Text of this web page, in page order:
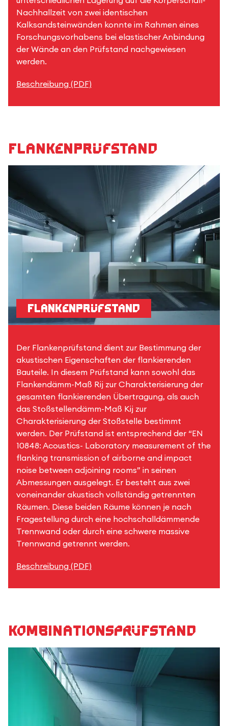
Nachhallzeit von zwei identischen
Kalksandsteinwänden konnte im Rahmen eines
Forschungsvorhabens bei elastischer Anbindung
der Wände an den Prüfstand nachgewiesen
werden.
Beschreibung (PDF)
Flankenprüfstand
Flankenprüfstand
Der Flankenprüfstand dient zur Bestimmung der
akustischen Eigenschaften der flankierenden
Bauteile. In diesem Prüfstand kann sowohl das
Flankendämm-Maß Rij zur Charakterisierung der
gesamten flankierenden Übertragung, als auch
das Stoßstellendämm-Maß Kij zur
Charakterisierung der Stoßstelle bestimmt
werden. Der Prüfstand ist entsprechend der “EN
10848: Acoustics- Laboratory measurement of the
flanking transmission of airborne and impact
noise between adjoining rooms” in seinen
Abmessungen ausgelegt. Er besteht aus zwei
voneinander akustisch vollständig getrennten
Räumen. Diese beiden Räume können je nach
Fragestellung durch eine hochschalldämmende
Trennwand oder durch eine schwere massive
Trennwand getrennt werden.
Beschreibung (PDF)
Kombinationsprüfstand